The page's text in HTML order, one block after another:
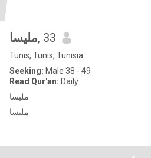
مليسا, 33
Tunis, Tunis, Tunisia
Seeking: Male 38 - 49
Read Qur'an: Daily
مليسا
مليسا